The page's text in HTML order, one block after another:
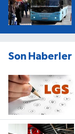
Son Haberler